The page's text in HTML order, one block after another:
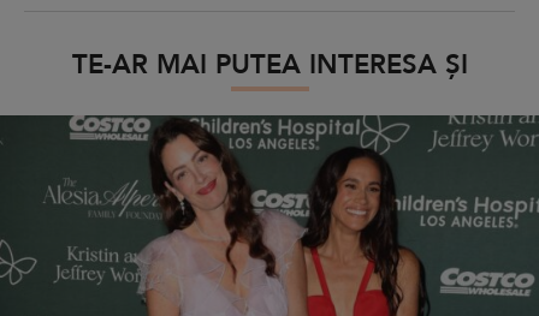
TE-AR MAI PUTEA INTERESA ȘI